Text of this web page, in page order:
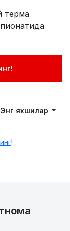
терма
Энг яхшилар
!